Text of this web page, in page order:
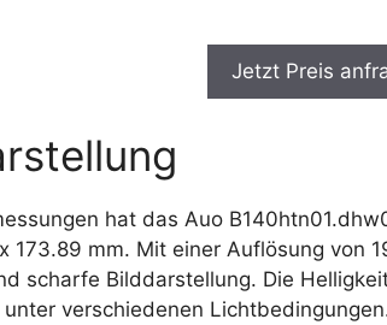
Jetzt Preis
hat das Auo
173.89 mm. Mit einer Auflösung von
scharfe Bilddarstellung. Die
verschiedenen